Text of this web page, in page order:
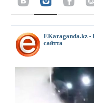
EKaraganda.kz -
сайтта